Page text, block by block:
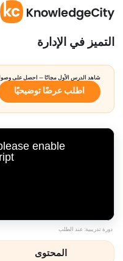
التميز في الإدارة
شاهد الدرس الأول مجانًا — احصل على وصول
اطلب عرضًا توضيحيًا
enable
دورة تدريبية: عند الطلب
المحتوى